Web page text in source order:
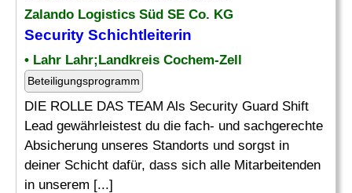
Zalando Logistics Süd SE Co. KG
Security Schichtleiterin
• Lahr Lahr;Landkreis Cochem-Zell
Beteiligungsprogramm
DIE ROLLE DAS TEAM Als Security Guard Shift
Lead gewährleistest du die fach- und sachgerechte
Absicherung unseres Standorts und sorgst in
deiner Schicht dafür, dass sich alle Mitarbeitenden
in unserem [...]